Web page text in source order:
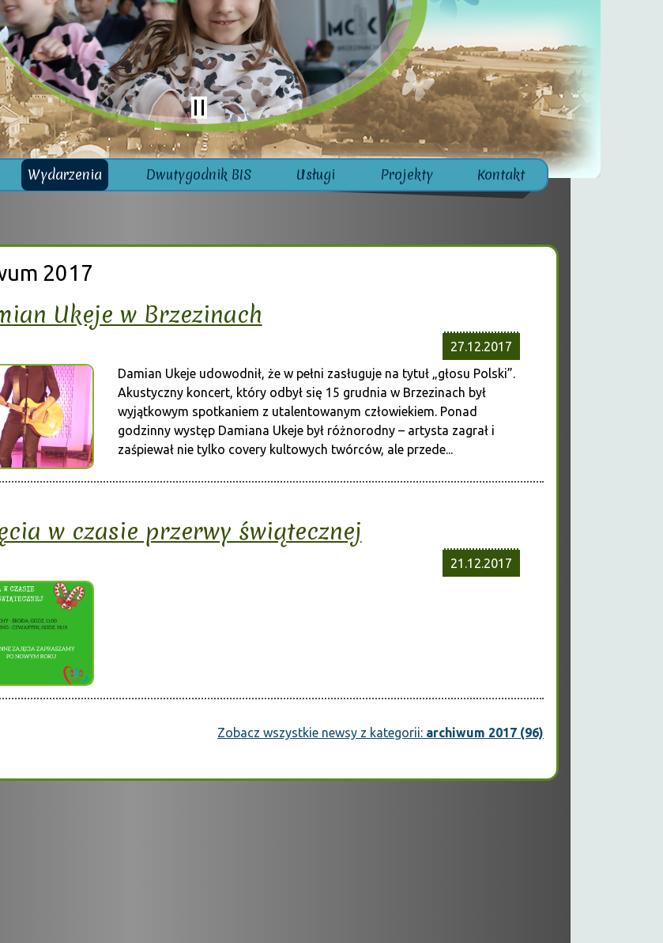
Wydarzenia Dwutygodnik BIS Usługi Projekty Kontakt
2017
Ukeje w Brzezinach
27.12.2017
Damian Ukeje udowodnił, że w pełni zasługuje na tytuł „głosu Polski”.
Akustyczny koncert, który odbył się 15 grudnia w Brzezinach był
wyjątkowym spotkaniem z utalentowanym człowiekiem. Ponad
godzinny występ Damiana Ukeje był różnorodny – artysta zagrał i
zaśpiewał nie tylko covery kultowych twórców, ale przede...
w czasie przerwy świątecznej
21.12.2017
Zobacz wszystkie newsy z kategorii: archiwum 2017 (96)